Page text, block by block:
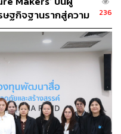
and
ค้าปลีกมุ่งสู่ธุรกิจสีเขียว
กระบวนการผลิต และ
อสิ่งแวดล้อม พร้อม
ณฑ์ที่เป็นมิตรต่อสิ่ง
าครัฐในด้านสิทธิ
นประกอบการที่ใช้บรรจุ
ม
ษฐกิจฐานรากสู่ความ
236